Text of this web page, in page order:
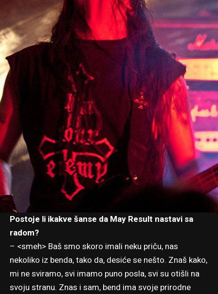
Postoje li ikakve šanse da May Result nastavi sa
radom?
– <smeh> Baš smo skoro imali neku priču, nas
nekoliko iz benda, tako da, desiće se nešto. Znaš kako,
mi ne sviramo, svi imamo puno posla, svi su otišli na
svoju stranu. Znas i sam, bend ima svoje prirodne